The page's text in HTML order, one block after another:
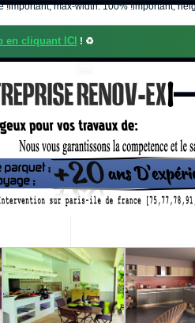
max-width: 100% !important;
en cliquant ICI ! ♻️